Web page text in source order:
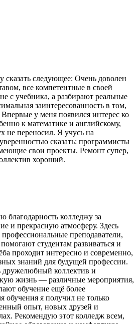
сказать следующее: Очень доволен
все компетентные в своей
с учебника, а разбирают реальные
заинтересованность в том,
у меня появился интерес ко
к математике и английскому,
не переносил. Я учусь на
сказать: программисты
свои проекты. Ремонт супер,
хороший.
благодарность колледжу за
и прекрасную атмосферу. Здесь
преподаватели,
студентам развиваться и
проходит интересно и современно,
знаний для будущей профессии.
дружелюбный коллектив и
жизнь — различные мероприятия,
обучение ещё более
обучения я получил не только
опыт, новых друзей и
Рекомендую этот колледж всем,